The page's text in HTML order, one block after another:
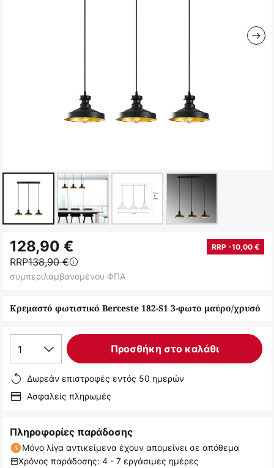
στην
αρχή
της
εικόνων
Κρεμαστό φωτιστικό Berceste 182-S1 3-φωτο μαύρο/χρυσό
128,90 € RRP -10,00 €
RRP138,90 €
συμπεριλαμβανομένου ΦΠΑ
1 Προσθήκη στο καλάθι
Δωρεάν επιστροφές εντός 50 ημερών
Ασφαλείς πληρωμές
Πληροφορίες παράδοσης
Μόνο λίγα αντικείμενα έχουν απομείνει σε απόθεμα
Χρόνος παράδοσης: 4 - 7 εργάσιμες ημέρες